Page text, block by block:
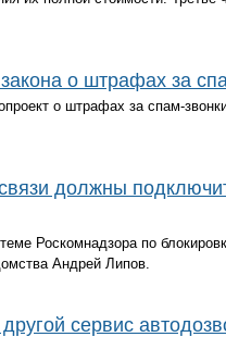
о штрафах за
о штрафах за спам-
должны
Роскомнадзора по
Андрей Липов.
сервис